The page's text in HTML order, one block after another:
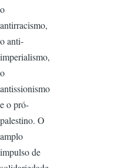
o
antirracismo,
o anti-
imperialismo,
o
antissionismo
e o pró-
palestino. O
amplo
impulso de